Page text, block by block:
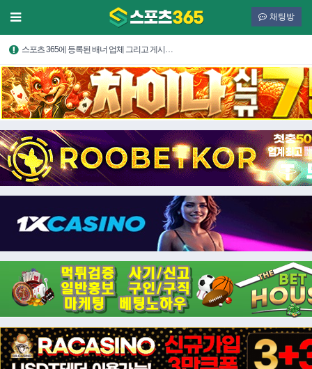
채팅방
스포츠 365에 등록된 배너 업체 그리고 게시…